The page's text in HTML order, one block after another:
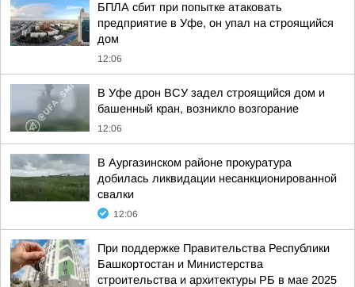
БПЛА сбит при попытке атаковать
предприятие в Уфе, он упал на строящийся
дом
12:06
В Уфе дрон ВСУ задел строящийся дом и
башенный кран, возникло возгорание
12:06
В Аургазинском районе прокуратура
добилась ликвидации несанкционированной
свалки
12:06
При поддержке Правительства Республики
Башкортостан и Министерства
строительства и архитектуры РБ в мае 2025